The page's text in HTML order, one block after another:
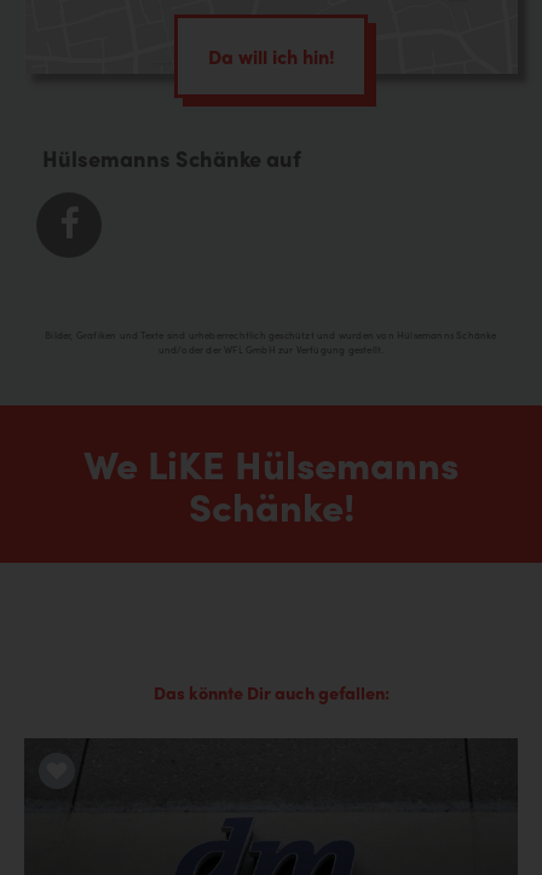
Da will ich hin!
Hülsemanns Schänke auf
Bilder, Grafiken und Texte sind urheberrechtlich geschützt und wurden von Hülsemanns Schänke
und/oder der WFL GmbH zur Verfügung gestellt.
We LiKE Hülsemanns
Schänke!
Das könnte Dir auch gefallen: